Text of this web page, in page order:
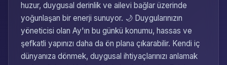
huzur, duygusal derinlik ve ailevi bağlar üzerinde
yoğunlaşan bir enerji sunuyor. 🌙 Duygularınızın
yöneticisi olan Ay'ın bu günkü konumu, hassas ve
şefkatli yapınızı daha da ön plana çıkarabilir. Kendi iç
dünyanıza dönmek, duygusal ihtiyaçlarınızı anlamak